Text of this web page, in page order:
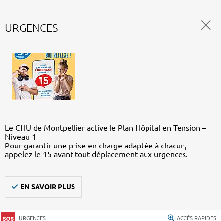
URGENCES
Le CHU de Montpellier active le Plan Hôpital en Tension –
Niveau 1.
Pour garantir une prise en charge adaptée à chacun,
appelez le 15 avant tout déplacement aux urgences.
EN SAVOIR PLUS
URGENCES ACCÈS RAPIDES